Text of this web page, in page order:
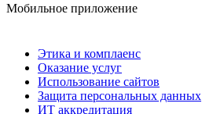
Мобильное приложение
Этика и комплаенс
Оказание услуг
Использование сайтов
Защита персональных данных
ИТ аккредитация